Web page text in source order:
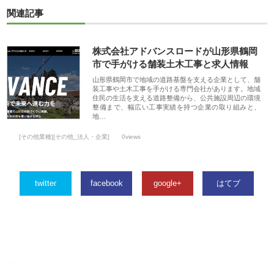
関連記事
株式会社アドバンスロードが山形県鶴岡
市で手がける舗装土木工事と求人情報
山形県鶴岡市で地域の道路基盤を支える企業として、舗
装工事や土木工事を手がける専門会社があります。地域
住民の生活を支える道路整備から、公共施設周辺の環境
整備まで、幅広い工事実績を持つ企業の取り組みと、
地…
[その他業種][その他_法人・企業] 0views
twitter facebook google+ はてブ